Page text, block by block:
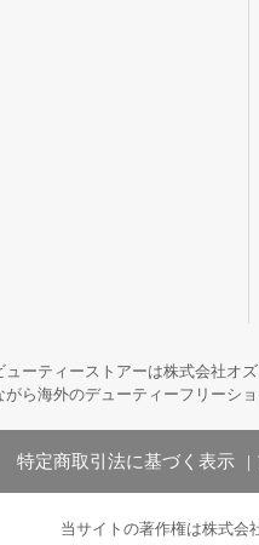
ューティーストアーは株式会社オ
がら海外のデューティーフリーシ
特定商取引法に基づく表示
当サイトの著作権は株式会